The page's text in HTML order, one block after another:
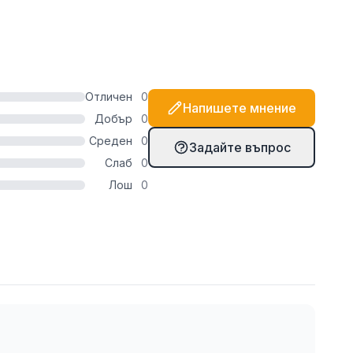
Отличен
0
Добър
0
Среден
0
Слаб
0
Лош
0
Напишете мнение
Задайте въпрос